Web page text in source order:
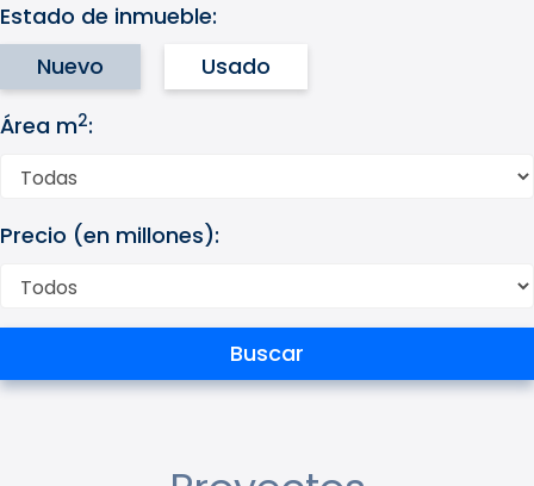
Estado de inmueble:
Nuevo
Usado
Área m2:
Precio (en millones):